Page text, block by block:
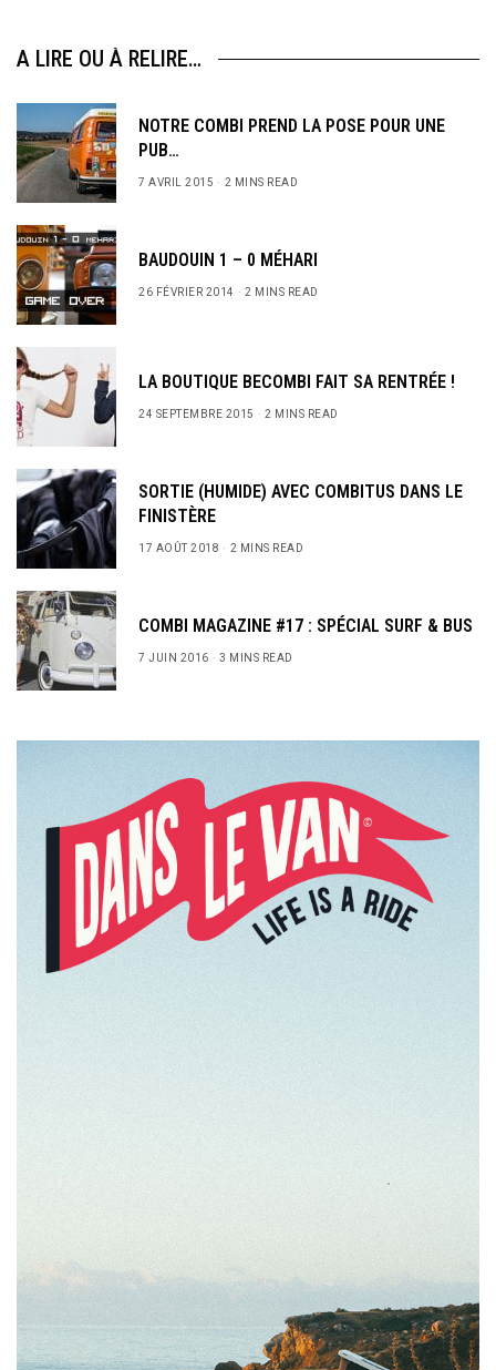
A LIRE OU À RELIRE…
NOTRE COMBI PREND LA POSE POUR UNE
PUB…
7 AVRIL 2015 2 MINS READ
BAUDOUIN 1 – 0 MÉHARI
26 FÉVRIER 2014 2 MINS READ
LA BOUTIQUE BECOMBI FAIT SA RENTRÉE !
24 SEPTEMBRE 2015 2 MINS READ
SORTIE (HUMIDE) AVEC COMBITUS DANS LE
FINISTÈRE
17 AOÛT 2018 2 MINS READ
COMBI MAGAZINE #17 : SPÉCIAL SURF & BUS
7 JUIN 2016 3 MINS READ